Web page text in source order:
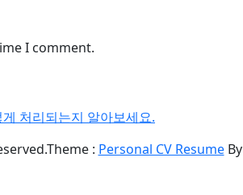
I comment.
처리되는지 알아보세요.
Theme : Personal CV ResumeBy